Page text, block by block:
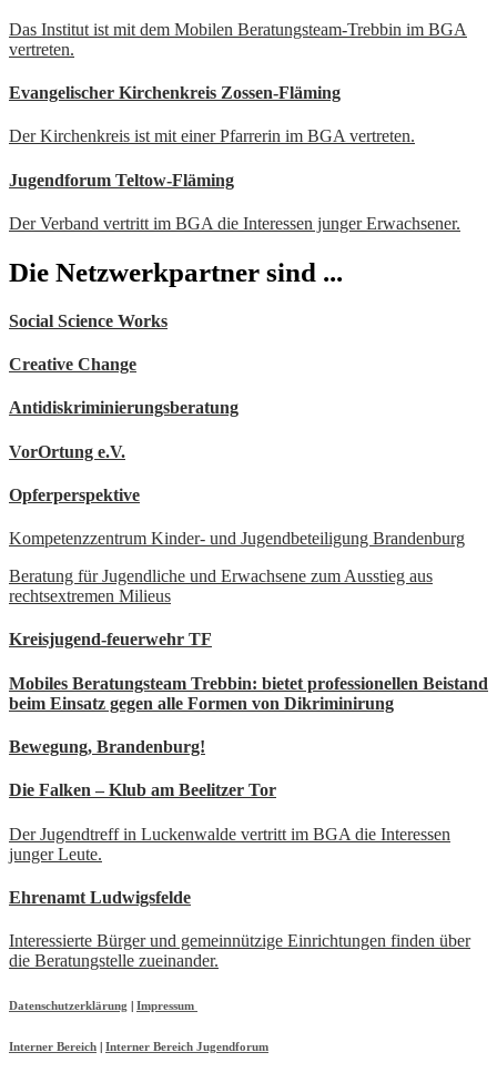
Das Institut ist mit dem Mobilen Beratungsteam-Trebbin im BGA
vertreten.
Evangelischer Kirchenkreis Zossen-Fläming
Der Kirchenkreis ist mit einer Pfarrerin im BGA vertreten.
Jugendforum Teltow-Fläming
Der Verband vertritt im BGA die Interessen junger Erwachsener.
Die Netzwerkpartner sind ...
Social Science Works
Creative Change
Antidiskriminierungsberatung
VorOrtung e.V.
Opferperspektive
Kompetenzzentrum Kinder- und Jugendbeteiligung Brandenburg
Beratung für Jugendliche und Erwachsene zum Ausstieg aus
rechtsextremen Milieus
Kreisjugend-feuerwehr TF
Mobiles Beratungsteam Trebbin: bietet professionellen Beistand
beim Einsatz gegen alle Formen von Dikriminirung
Bewegung, Brandenburg!
Die Falken – Klub am Beelitzer Tor
Der Jugendtreff in Luckenwalde vertritt im BGA die Interessen
junger Leute.
Ehrenamt Ludwigsfelde
Interessierte Bürger und gemeinnützige Einrichtungen finden über
die Beratungstelle zueinander.
Datenschutzerklärung | Impressum
Interner Bereich | Interner Bereich Jugendforum